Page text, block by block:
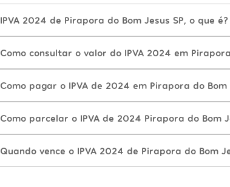
IPVA 2024 de Pirapora do Bom Jesus SP, o que é?
Como consultar o valor do IPVA 2024 em
Como pagar o IPVA de 2024 em Pirapora do Bom
Como parcelar o IPVA de 2024 Pirapora do Bom
Quando vence o IPVA 2024 de Pirapora do Bom